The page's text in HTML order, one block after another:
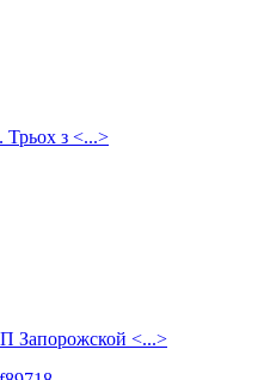
Трьох з <...>
Запорожской <...>